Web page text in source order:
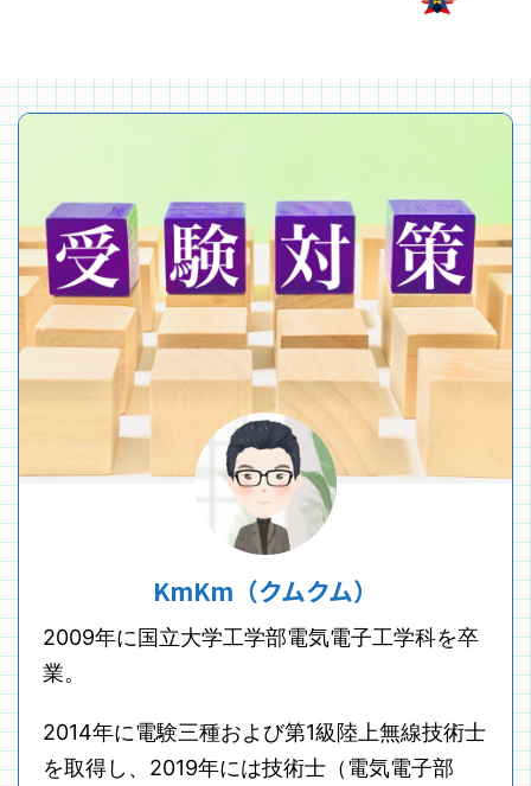
KmKm（クムクム）
2009年に国立大学工学部電気電子工学科を卒
業。
2014年に電験三種および第1級陸上無線技術士
を取得し、2019年には技術士（電気電子部